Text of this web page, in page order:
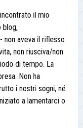
il mio
blog,
non aveva il riflesso
non riusciva/non
di tempo. La
Non ha
i nostri sogni, né
a lamentarci o